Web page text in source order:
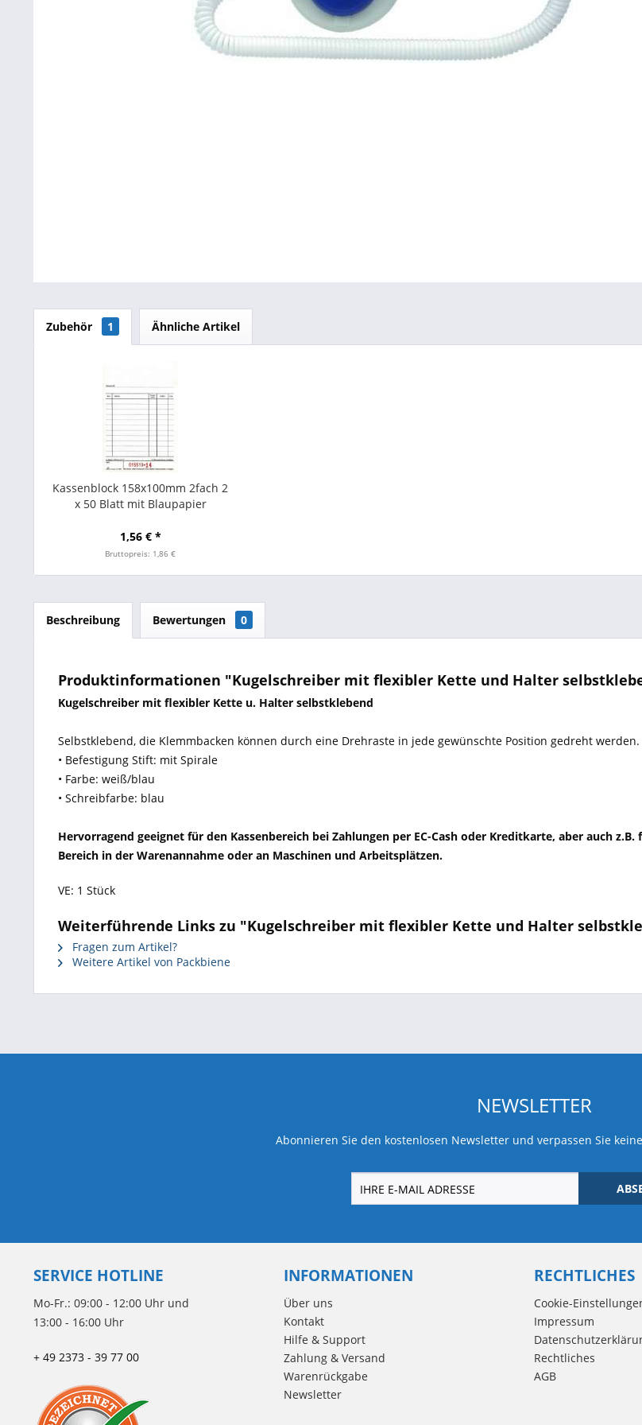
Betriebsausstattung & Lagerausstattung
Zubehör 1 Ähnliche Artikel
Kassenblock 158x100mm 2fach 2
x 50 Blatt mit Blaupapier
1,56 € *
Bruttopreis: 1,86 €
Beschreibung Bewertungen 0
Produktinformationen "Kugelschreiber mit flexibler Kette und Halter
Kugelschreiber mit flexibler Kette u. Halter selbstklebend
Selbstklebend, die Klemmbacken können durch eine Drehraste in jede gewünschte Position gedreht werden.
• Befestigung Stift: mit Spirale
• Farbe: weiß/blau
• Schreibfarbe: blau
Hervorragend geeignet für den Kassenbereich bei Zahlungen per EC-Cash oder Kreditkarte, aber auch
Bereich in der Warenannahme oder an Maschinen und Arbeitsplätzen.
VE: 1 Stück
Weiterführende Links zu "Kugelschreiber mit flexibler Kette und Halter
Fragen zum Artikel?
Weitere Artikel von Packbiene
NEWSLETTER
Abonnieren Sie den kostenlosen Newsletter und verpassen Sie
SERVICE HOTLINE
Mo-Fr.: 09:00 - 12:00 Uhr und
13:00 - 16:00 Uhr
+ 49 2373 - 39 77 00
INFORMATIONEN
Über uns
Kontakt
Hilfe & Support
Zahlung & Versand
Warenrückgabe
Newsletter
RECHTLICHES
Cookie-
Impressum
Rechtliches
AGB